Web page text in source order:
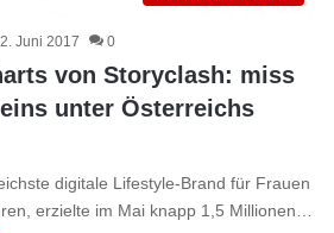
Juni 2017 0
von Storyclash: miss
unter Österreichs
digitale Lifestyle-Brand für Frauen
erzielte im Mai knapp 1,5 Millionen…